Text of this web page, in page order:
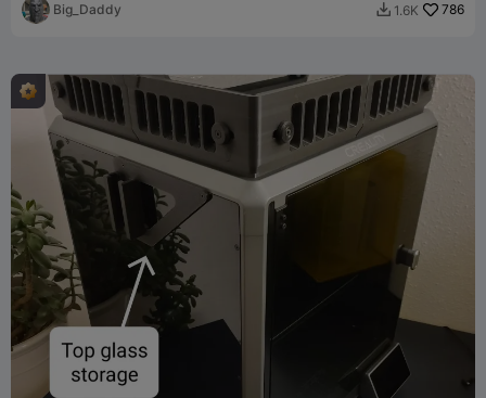
Big_Daddy  1.6K 786